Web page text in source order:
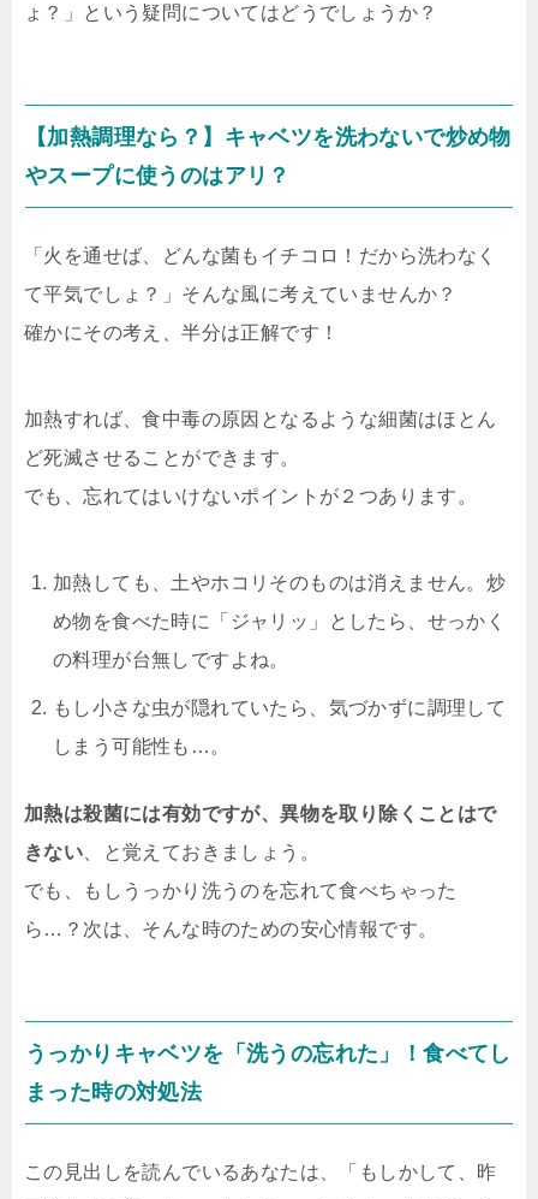
ょ？」という疑問についてはどうでしょうか？
【加熱調理なら？】キャベツを洗わないで炒め物
やスープに使うのはアリ？
「火を通せば、どんな菌もイチコロ！だから洗わなく
て平気でしょ？」そんな風に考えていませんか？
確かにその考え、半分は正解です！
加熱すれば、食中毒の原因となるような細菌はほとん
ど死滅させることができます。
でも、忘れてはいけないポイントが２つあります。
加熱しても、土やホコリそのものは消えません。炒
め物を食べた時に「ジャリッ」としたら、せっかく
の料理が台無しですよね。
もし小さな虫が隠れていたら、気づかずに調理して
しまう可能性も…。
加熱は殺菌には有効ですが、異物を取り除くことはで
きない 、と覚えておきましょう。
でも、もしうっかり洗うのを忘れて食べちゃった
ら…？次は、そんな時のための安心情報です。
うっかりキャベツを「洗うの忘れた」！食べてし
まった時の対処法
この見出しを読んでいるあなたは、「もしかして、昨